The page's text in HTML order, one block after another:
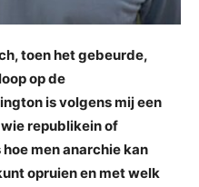
toen het gebeurde,
op de
is volgens mij een
republikein of
men anarchie kan
opruien en met welk